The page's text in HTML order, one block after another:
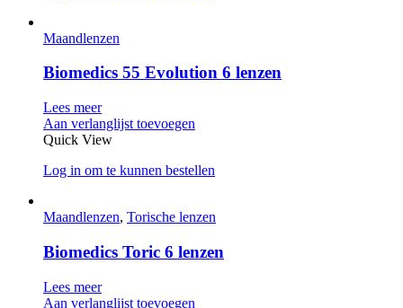
Maandlenzen
Biomedics 55 Evolution 6 lenzen
Lees meer
Aan verlanglijst toevoegen
Quick View
Log in om te kunnen bestellen
Maandlenzen, Torische lenzen
Biomedics Toric 6 lenzen
Lees meer
Aan verlanglijst toevoegen